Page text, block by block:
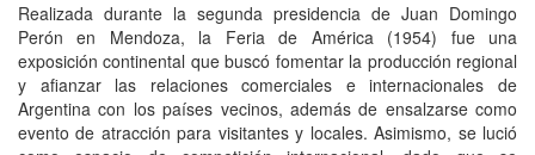
Realizada durante la segunda presidencia de Juan Domingo
Perón en Mendoza, la Feria de América (1954) fue una
exposición continental que buscó fomentar la producción regional
y afianzar las relaciones comerciales e internacionales de
Argentina con los países vecinos, además de ensalzarse como
evento de atracción para visitantes y locales. Asimismo, se lució